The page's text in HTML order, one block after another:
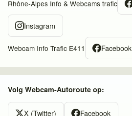
Rhône-Alpes Info & Webcams trafic
Instagram
Webcam Info Trafic E411 Facebook
Volg Webcam-Autoroute op:
X (Twitter) Facebook